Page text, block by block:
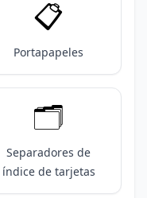
📋️
Portapapeles
🗂️
Separadores de
índice de tarjetas